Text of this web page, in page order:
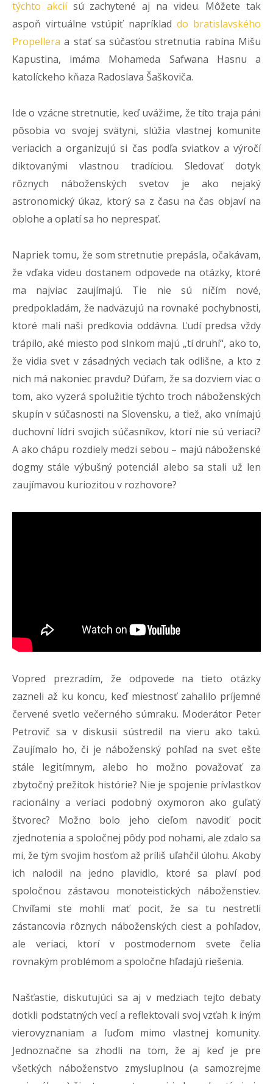
týchto akciísú zachytené aj na videu. Môžete tak
aspoň virtuálne vstúpiť napríklad do bratislavského
Propellera a stať sa súčasťou stretnutia rabína Mišu
Kapustina, imáma Mohameda Safwana Hasnu a
katolíckeho kňaza Radoslava Šaškoviča.
Ide o vzácne stretnutie, keď uvážime, že títo traja páni
pôsobia vo svojej svätyni, slúžia vlastnej komunite
veriacich a organizujú si čas podľa sviatkov a výročí
diktovanými vlastnou tradíciou. Sledovať dotyk
rôznych náboženských svetov je ako nejaký
astronomický úkaz, ktorý sa z času na čas objaví na
oblohe a oplatí sa ho neprespať.
Napriek tomu, že som stretnutie prepásla, očakávam,
že vďaka videu dostanem odpovede na otázky, ktoré
ma najviac zaujímajú. Tie nie sú ničím nové,
predpokladám, že nadväzujú na rovnaké pochybnosti,
ktoré mali naši predkovia oddávna. Ľudí predsa vždy
trápilo, aké miesto pod slnkom majú „tí druhí“, ako to,
že vidia svet v zásadných veciach tak odlišne, a kto z
nich má nakoniec pravdu? Dúfam, že sa dozviem viac o
tom, ako vyzerá spolužitie týchto troch náboženských
skupín v súčasnosti na Slovensku, a tiež, ako vnímajú
duchovní lídri svojich súčasníkov, ktorí nie sú veriaci?
A ako chápu rozdiely medzi sebou – majú náboženské
dogmy stále výbušný potenciál alebo sa stali už len
zaujímavou kuriozitou v rozhovore?
Vopred prezradím, že odpovede na tieto otázky
zazneli až ku koncu, keď miestnosť zahalilo príjemné
červené svetlo večerného súmraku. Moderátor Peter
Petrovič sa v diskusii sústredil na vieru ako takú.
Zaujímalo ho, či je náboženský pohľad na svet ešte
stále legitímnym, alebo ho možno považovať za
zbytočný prežitok histórie? Nie je spojenie prívlastkov
racionálny a veriaci podobný oxymoron ako guľatý
štvorec? Možno bolo jeho cieľom navodiť pocit
zjednotenia a spoločnej pôdy pod nohami, ale zdalo sa
mi, že tým svojim hosťom až príliš uľahčil úlohu. Akoby
ich nalodil na jedno plavidlo, ktoré sa plaví pod
spoločnou zástavou monoteistických náboženstiev.
Chvíľami ste mohli mať pocit, že sa tu nestretli
zástancovia rôznych náboženských ciest a pohľadov,
ale veriaci, ktorí v postmodernom svete čelia
rovnakým problémom a spoločne hľadajú riešenia.
Našťastie, diskutujúci sa aj v medziach tejto debaty
dotkli podstatných vecí a reflektovali svoj vzťah k iným
vierovyznaniam a ľuďom mimo vlastnej komunity.
Jednoznačne sa zhodli na tom, že aj keď je pre
všetkých náboženstvo zmysluplnou (a samozrejme